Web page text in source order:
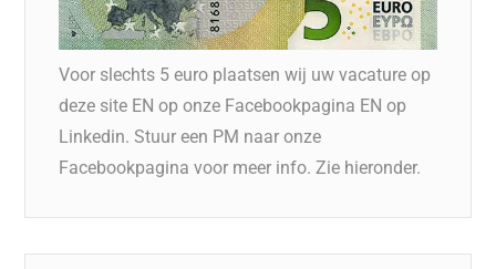
Voor slechts 5 euro plaatsen wij uw vacature op
deze site EN op onze Facebookpagina EN op
Linkedin. Stuur een PM naar onze
Facebookpagina voor meer info. Zie hieronder.